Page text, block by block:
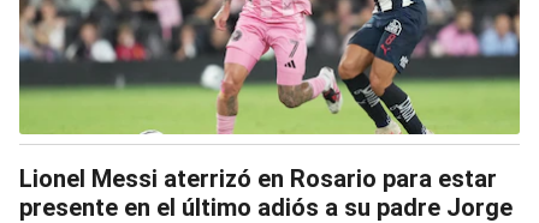
Lionel Messi aterrizó en Rosario para estar
presente en el último adiós a su padre Jorge